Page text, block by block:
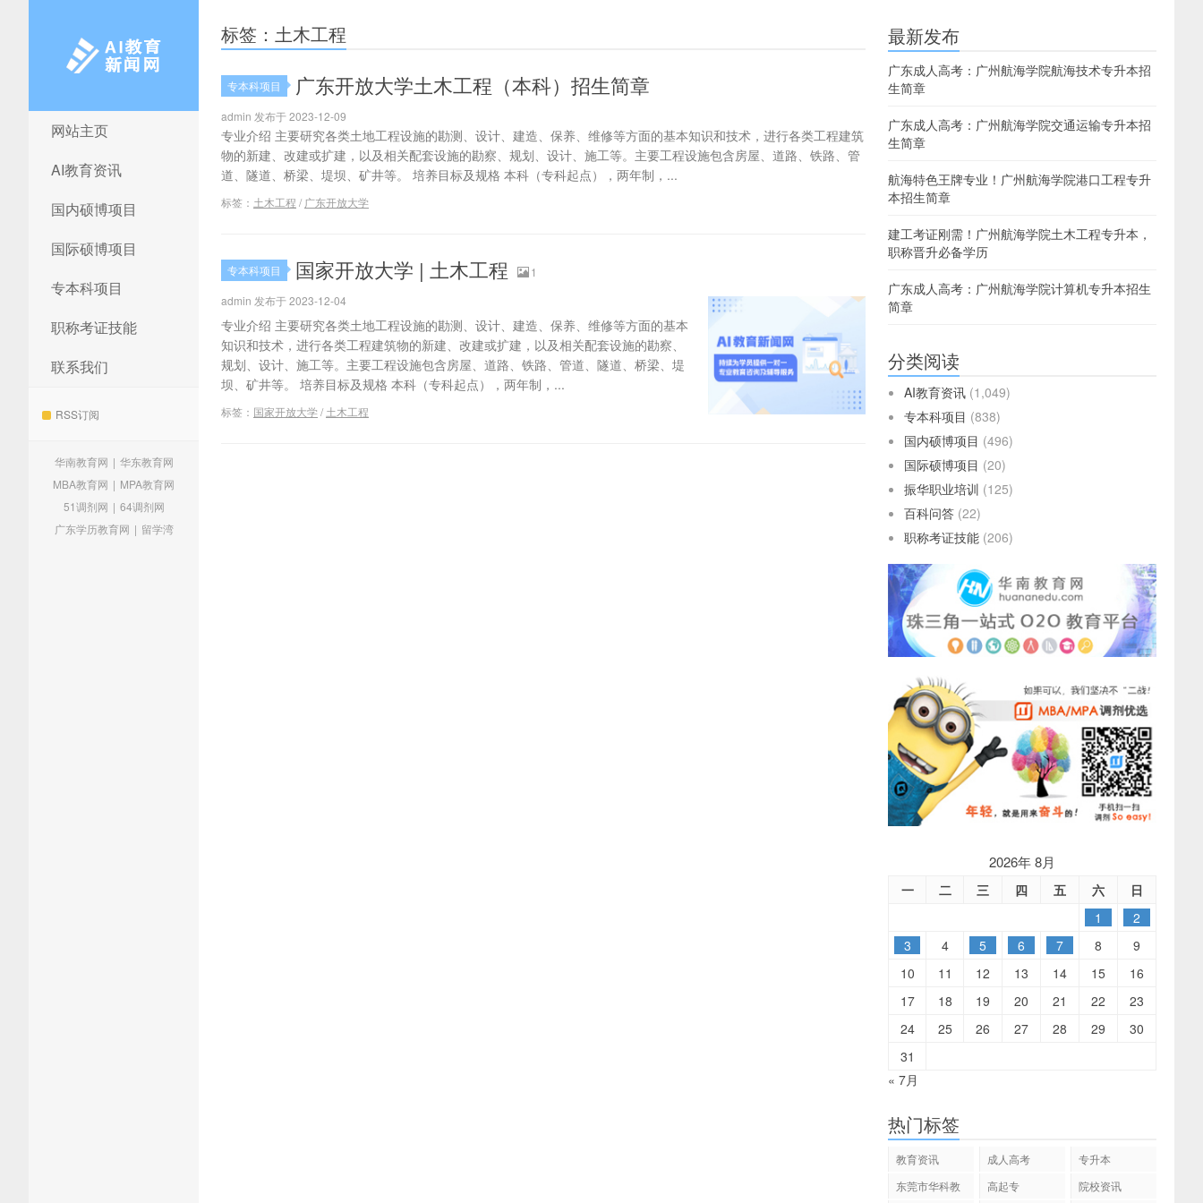
AI教育新闻网
网站主页
AI教育资讯
国内硕博项目
国际硕博项目
专本科项目
职称考证技能
联系我们
RSS订阅
华南教育网 | 华东教育网
MBA教育网 | MPA教育网
51调剂网 | 64调剂网
广东学历教育网 | 留学湾
标签：土木工程
专本科项目 广东开放大学土木工程（本科）招生简章
admin 发布于 2023-12-09
专业介绍 主要研究各类土地工程设施的勘测、设计、建造、保养、维修等方面的基本知识和技术，进行各类工程建筑
物的新建、改建或扩建，以及相关配套设施的勘察、规划、设计、施工等。主要工程设施包含房屋、道路、铁路、管
道、隧道、桥梁、堤坝、矿井等。 培养目标及规格 本科（专科起点），两年制，...
标签： 土木工程 / 广东开放大学
专本科项目 国家开放大学 | 土木工程
1
admin 发布于 2023-12-04
专业介绍 主要研究各类土地工程设施的勘测、设计、建造、保养、维修等方面的基本
知识和技术，进行各类工程建筑物的新建、改建或扩建，以及相关配套设施的勘察、
规划、设计、施工等。主要工程设施包含房屋、道路、铁路、管道、隧道、桥梁、堤
坝、矿井等。 培养目标及规格 本科（专科起点），两年制，...
标签： 国家开放大学/ 土木工程
最新发布
广东成人高考：广州航海学院航海技术专升本招
生简章
广东成人高考：广州航海学院交通运输专升本招
生简章
航海特色王牌专业！广州航海学院港口工程专升
本招生简章
建工考证刚需！广州航海学院土木工程专升本，
职称晋升必备学历
广东成人高考：广州航海学院计算机专升本招生
简章
分类阅读
AI教育资讯 (1,049)
专本科项目 (838)
国内硕博项目 (496)
国际硕博项目 (20)
振华职业培训 (125)
百科问答 (22)
职称考证技能 (206)
2026年 8月
一 二 三 四 五 六
日
1
2
3
4 5 6 7 8
9
10
11 12 13 14 15
16
17
18 19 20 21 22
23
24
25 26 27 28 29
30
31
« 7月
热门标签
教育资讯 成人高考
专升本
东莞市华科教
高起专 院校资讯